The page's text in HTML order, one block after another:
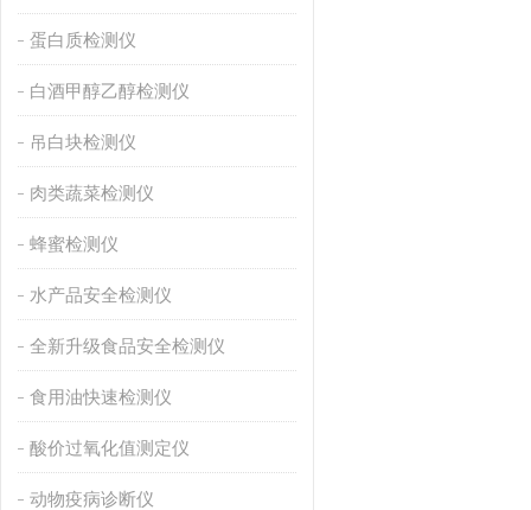
蛋白质检测仪
白酒甲醇乙醇检测仪
吊白块检测仪
肉类蔬菜检测仪
蜂蜜检测仪
水产品安全检测仪
全新升级食品安全检测仪
食用油快速检测仪
酸价过氧化值测定仪
动物疫病诊断仪